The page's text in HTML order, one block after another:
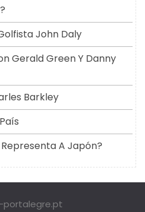
John Daly
Gerald Green Y Danny
Barkley
A Japón?
portalegre.pt